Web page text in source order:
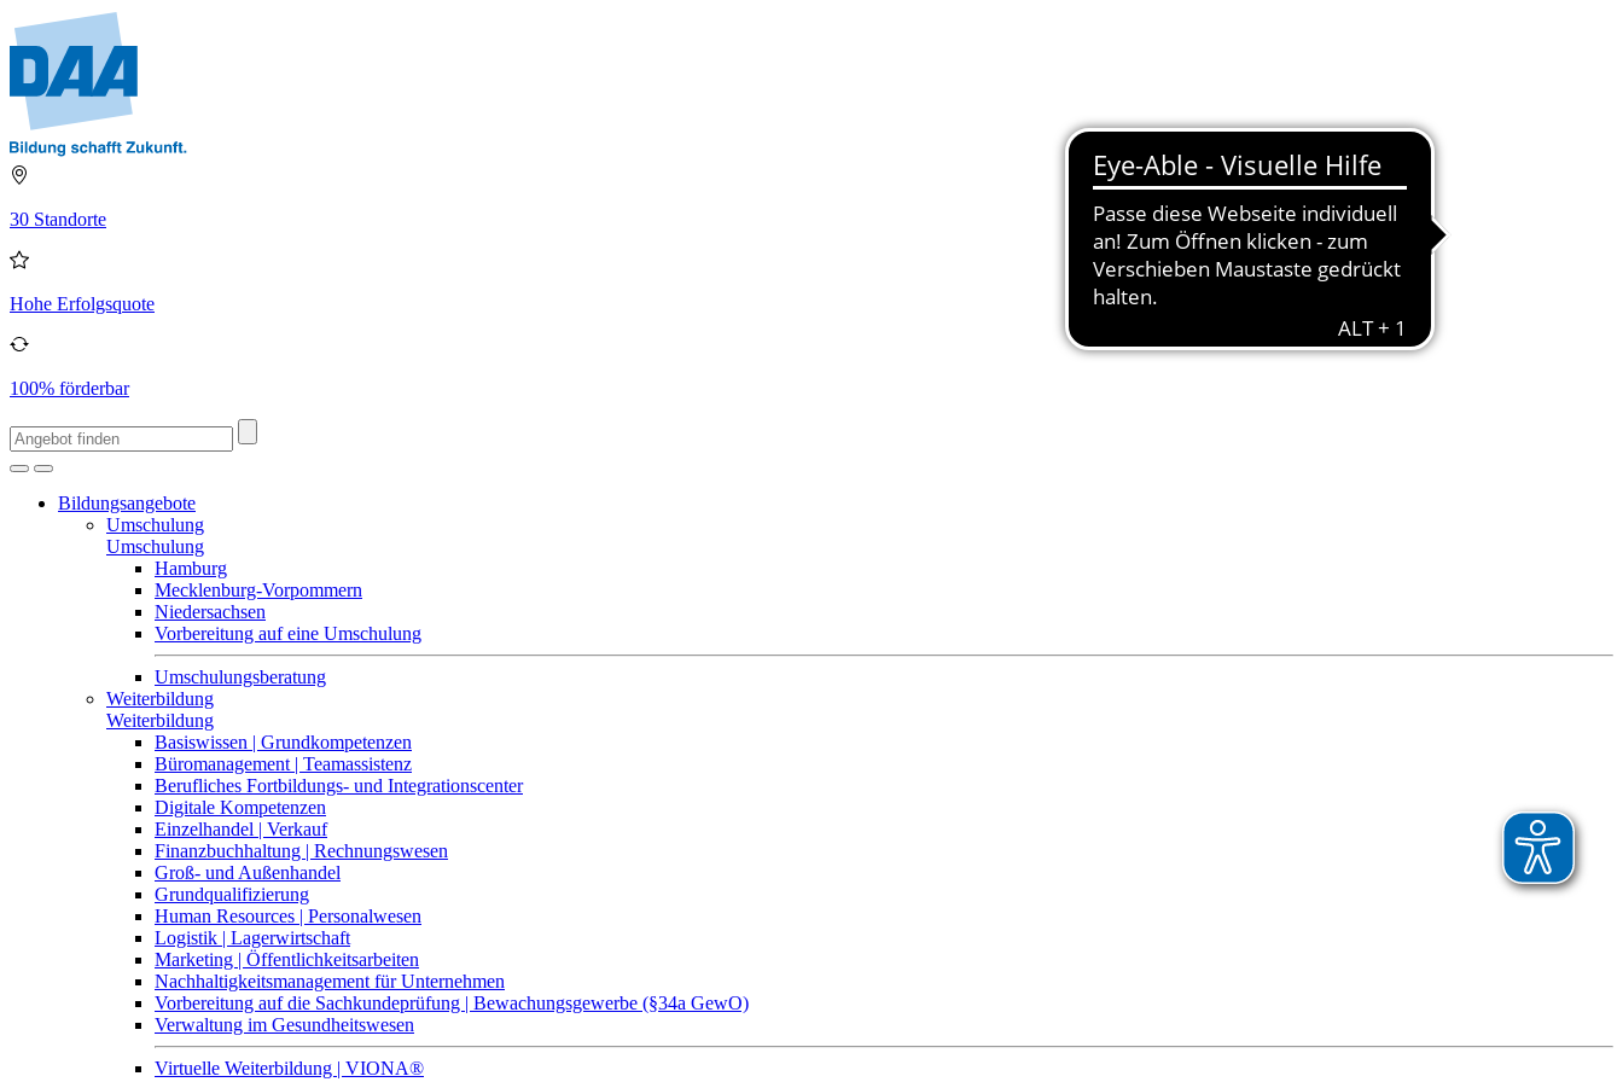
30 Standorte
Hohe Erfolgsquote
100% förderbar
Bildungsangebote
Umschulung
Umschulung
Hamburg
Mecklenburg-Vorpommern
Niedersachsen
Vorbereitung auf eine Umschulung
Umschulungsberatung
Weiterbildung
Weiterbildung
Basiswissen | Grundkompetenzen
Büromanagement | Teamassistenz
Berufliches Fortbildungs- und Integrationscenter
Digitale Kompetenzen
Einzelhandel | Verkauf
Finanzbuchhaltung | Rechnungswesen
Groß- und Außenhandel
Grundqualifizierung
Human Resources | Personalwesen
Logistik | Lagerwirtschaft
Marketing | Öffentlichkeitsarbeiten
Nachhaltigkeitsmanagement für Unternehmen
Vorbereitung auf die Sachkundeprüfung | Bewachungsgewerbe (§34a GewO)
Verwaltung im Gesundheitswesen
Virtuelle Weiterbildung | VIONA®